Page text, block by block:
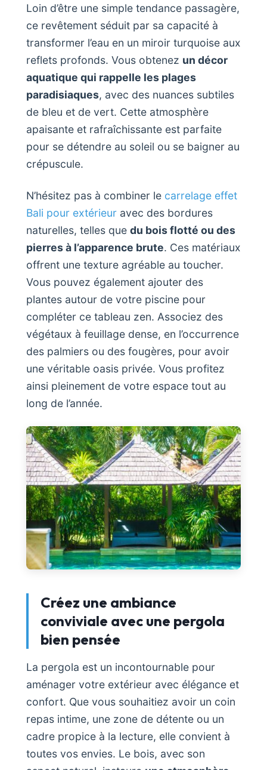
Loin d’être une simple tendance passagère,
ce revêtement séduit par sa capacité à
transformer l’eau en un miroir turquoise aux
reflets profonds. Vous obtenez un décor
aquatique qui rappelle les plages
paradisiaques, avec des nuances subtiles
de bleu et de vert. Cette atmosphère
apaisante et rafraîchissante est parfaite
pour se détendre au soleil ou se baigner au
crépuscule.
N’hésitez pas à combiner le carrelage effet
Bali pour extérieur avec des bordures
naturelles, telles que du bois flotté ou des
pierres à l’apparence brute. Ces matériaux
offrent une texture agréable au toucher.
Vous pouvez également ajouter des
plantes autour de votre piscine pour
compléter ce tableau zen. Associez des
végétaux à feuillage dense, en l’occurrence
des palmiers ou des fougères, pour avoir
une véritable oasis privée. Vous profitez
ainsi pleinement de votre espace tout au
long de l’année.
Créez une ambiance
conviviale avec une pergola
bien pensée
La pergola est un incontournable pour
aménager votre extérieur avec élégance et
confort. Que vous souhaitiez avoir un coin
repas intime, une zone de détente ou un
cadre propice à la lecture, elle convient à
toutes vos envies. Le bois, avec son